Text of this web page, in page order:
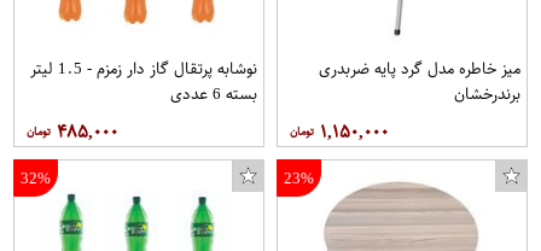
میز خاطره مدل گرد پایه ضربدری
برندرخشان
۱,۱۵۰,۰۰۰
نوشابه پرتقال گاز دار زمزم - 1.5 لیتر
بسته 6 عددی
۴۸۵,۰۰۰
23%
32%